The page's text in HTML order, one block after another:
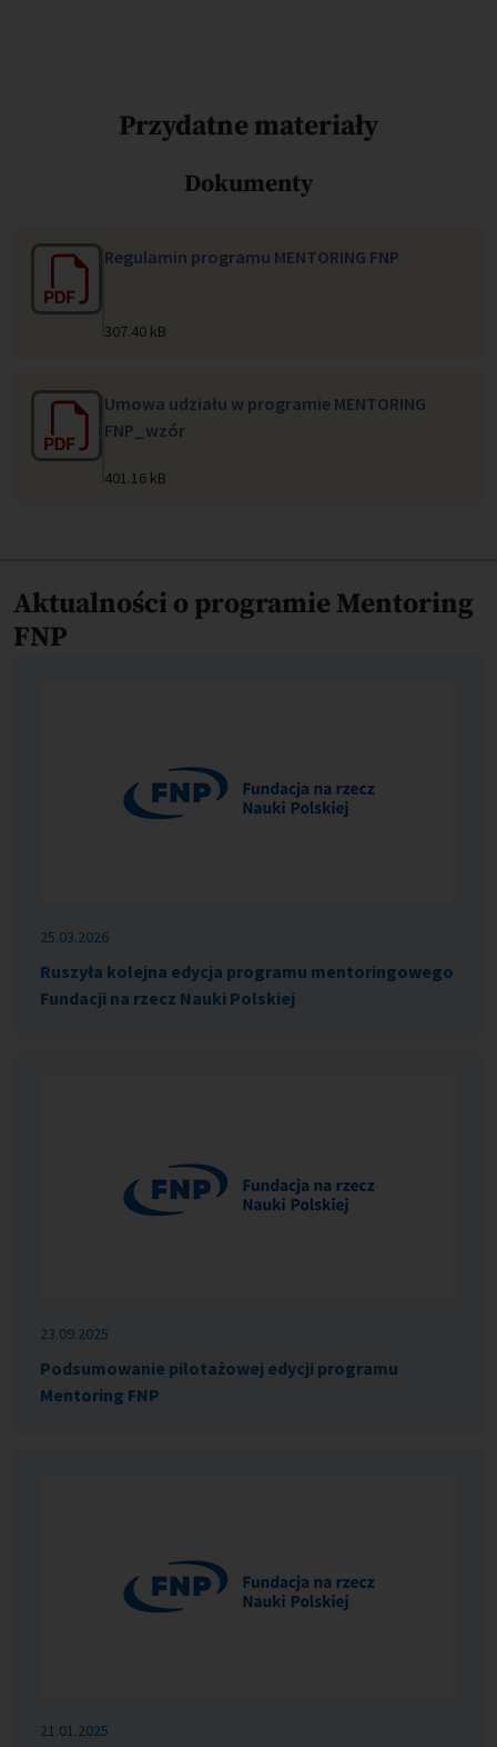
Przydatne materiały
Dokumenty
Regulamin programu MENTORING FNP
307.40 kB
Umowa udziału w programie MENTORING
FNP_wzór
401.16 kB
Aktualności o programie Mentoring
FNP
25.03.2026
Ruszyła kolejna edycja programu mentoringowego
Fundacji na rzecz Nauki Polskiej
23.09.2025
Podsumowanie pilotażowej edycji programu
Mentoring FNP
21.01.2025